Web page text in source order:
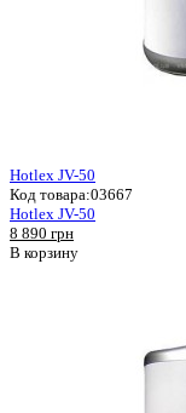
Hotlex JV-50
Код товара:03667
Hotlex JV-50
8 890 грн
В корзину